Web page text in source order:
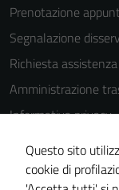
Prenotazione
Segnalazione
Richiesta assistenza
Amministrazione
Informativa privacy
Cookie Policy
Note legali
Questo sito
cookie di